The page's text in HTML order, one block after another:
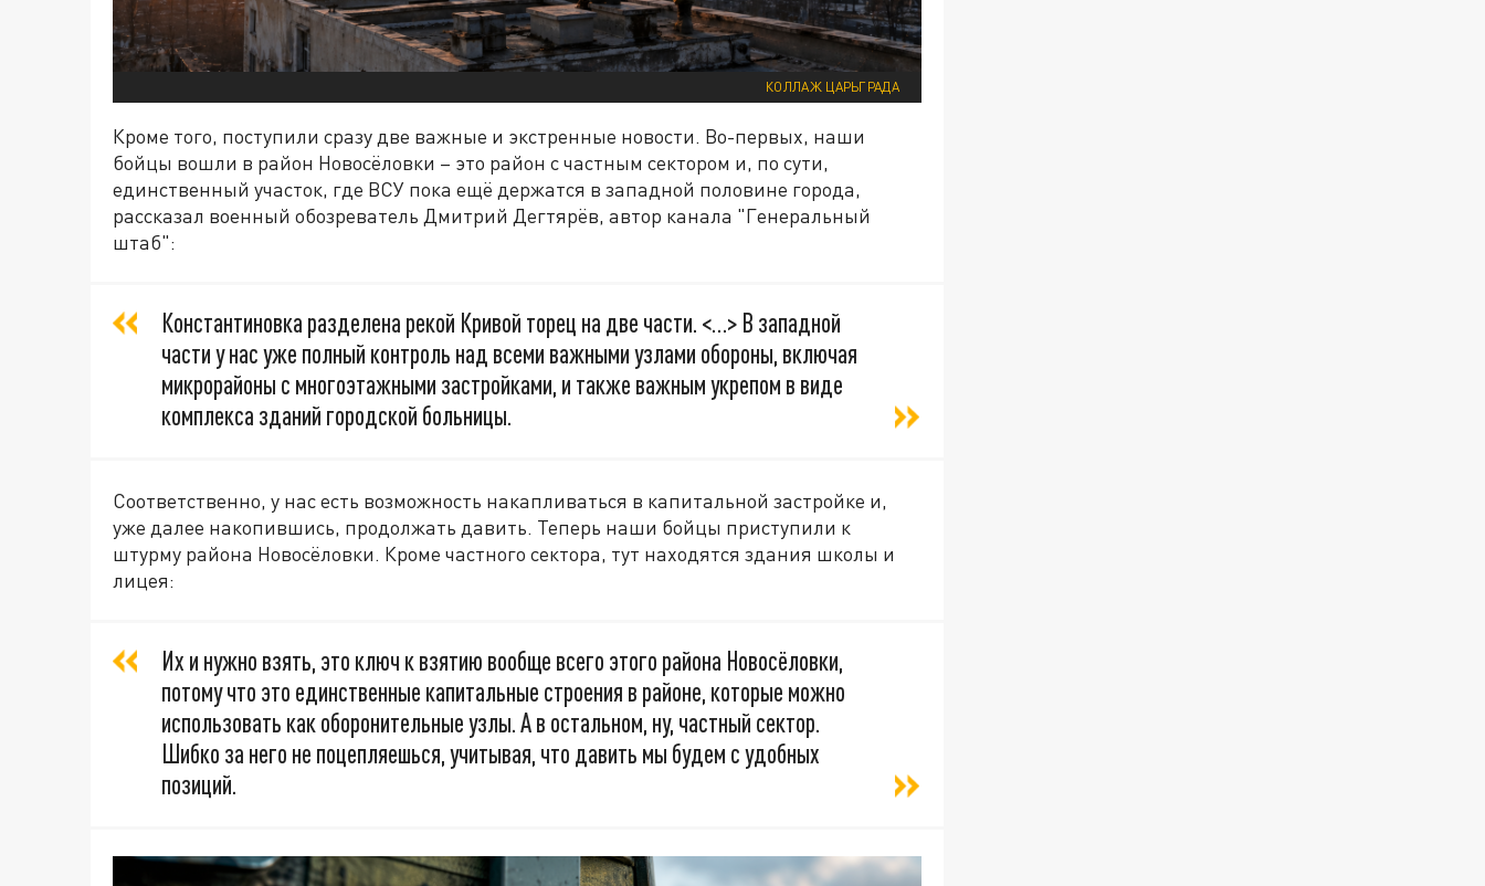
КОЛЛАЖ ЦАРЬГРАДА
Кроме того, поступили сразу две важные и экстренные новости. Во-первых, наши
бойцы вошли в район Новосёловки – это район с частным сектором и, по сути,
единственный участок, где ВСУ пока ещё держатся в западной половине города,
рассказал военный обозреватель Дмитрий Дегтярёв, автор канала "Генеральный
штаб":
Константиновка разделена рекой Кривой торец на две части. <…> В западной
части у нас уже полный контроль над всеми важными узлами обороны, включая
микрорайоны с многоэтажными застройками, и также важным укрепом в виде
комплекса зданий городской больницы.
Соответственно, у нас есть возможность накапливаться в капитальной застройке и,
уже далее накопившись, продолжать давить. Теперь наши бойцы приступили к
штурму района Новосёловки. Кроме частного сектора, тут находятся здания школы и
лицея:
Их и нужно взять, это ключ к взятию вообще всего этого района Новосёловки,
потому что это единственные капитальные строения в районе, которые можно
использовать как оборонительные узлы. А в остальном, ну, частный сектор.
Шибко за него не поцепляешься, учитывая, что давить мы будем с удобных
позиций.